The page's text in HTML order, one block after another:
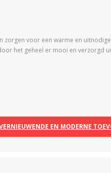
voor een warme en
het geheel er mooi en verzorgd
EN MODERNE